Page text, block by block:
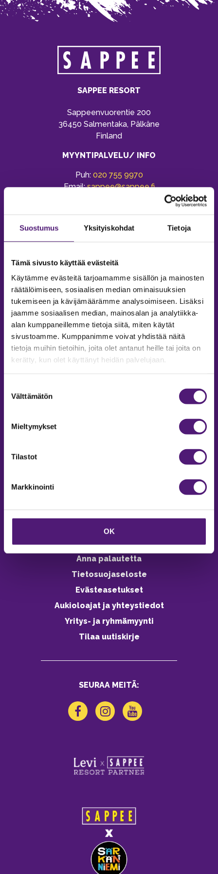
Suostumus Yksityiskohdat Tietoja
Tämä sivusto käyttää evästeitä
Käytämme evästeitä tarjoamamme sisällön ja mainosten
räätälöimiseen, sosiaalisen median ominaisuuksien
tukemiseen ja kävijämäärämme analysoimiseen. Lisäksi
jaamme sosiaalisen median, mainosalan ja analytiikka-
alan kumppaneillemme tietoja siitä, miten käytät
sivustoamme. Kumppanimme voivat yhdistää näitä
tietoja muihin tietoihin, joita olet antanut heille tai joita on
kerätty, kun olet käyttänyt heidän palvelujaan.
valinta
Välttämätön
Mieltymykset
Tilastot
Markkinointi
OK
SAPPEE RESORT
Sappeenvuorentie 200
36450 Salmentaka, Pälkäne
Finland
MYYNTIPALVELU/ INFO
Puh: 020 755 9970
Email:sappee@sappee.fi
MAJOITUS
Tiedustelut & Varaukset
Vastuullisuus
Ympäristöohjelma
Avoimet työpaikat
Anna palautetta
Tietosuojaseloste
Evästeasetukset
Aukioloajat ja yhteystiedot
Yritys- ja ryhmämyynti
Tilaa uutiskirje
SEURAA MEITÄ: